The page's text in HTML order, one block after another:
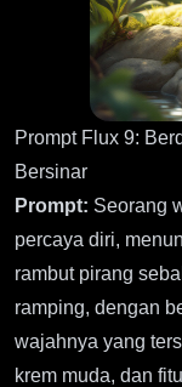
Prompt Flux 9:
Bersinar
Prompt: Seorang
percaya diri,
rambut pirang
ramping, dengan
wajahnya yang
krem muda, dan